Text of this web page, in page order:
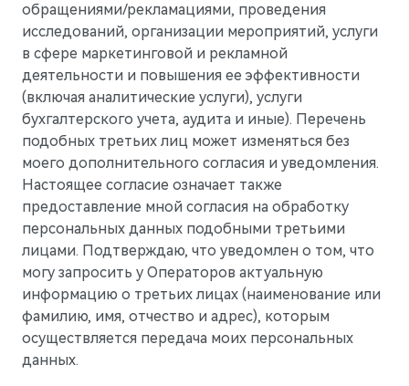
обращениями/рекламациями, проведения
исследований, организации мероприятий, услуги
в сфере маркетинговой и рекламной
деятельности и повышения ее эффективности
(включая аналитические услуги), услуги
бухгалтерского учета, аудита и иные). Перечень
подобных третьих лиц может изменяться без
моего дополнительного согласия и уведомления.
Настоящее согласие означает также
предоставление мной согласия на обработку
персональных данных подобными третьими
лицами. Подтверждаю, что уведомлен о том, что
могу запросить у Операторов актуальную
информацию о третьих лицах (наименование или
фамилию, имя, отчество и адрес), которым
осуществляется передача моих персональных
данных.